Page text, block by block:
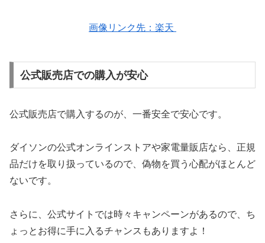
画像リンク先：楽天
公式販売店での購入が安心
公式販売店で購入するのが、一番安全で安心です。
ダイソンの公式オンラインストアや家電量販店なら、正規
品だけを取り扱っているので、偽物を買う心配がほとんど
ないです。
さらに、公式サイトでは時々キャンペーンがあるので、ち
ょっとお得に手に入るチャンスもありますよ！